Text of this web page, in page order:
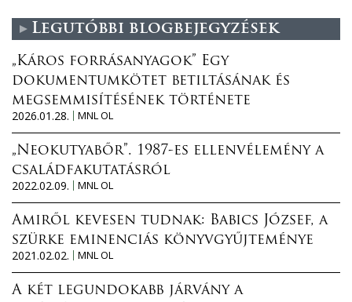
Legutóbbi blogbejegyzések
„Káros forrásanyagok” Egy
dokumentumkötet betiltásának és
megsemmisítésének története
2026.01.28.
MNL OL
„Neokutyabőr”. 1987-es ellenvélemény a
családfakutatásról
2022.02.09.
MNL OL
Amiről kevesen tudnak: Babics József, a
szürke eminenciás könyvgyűjteménye
2021.02.02.
MNL OL
A két legundokabb járvány a